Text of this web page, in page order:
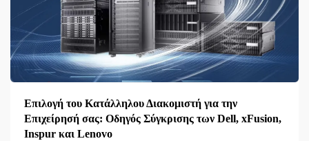
Επιλογή του Κατάλληλου Διακομιστή για την
Επιχείρησή σας: Οδηγός Σύγκρισης των Dell, xFusion,
Inspur και Lenovo